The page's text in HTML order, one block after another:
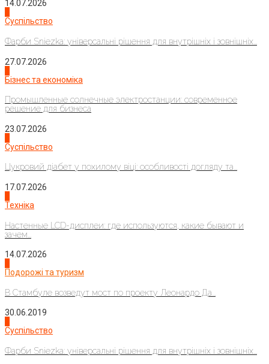
14.07.2026
Суспільство
Фарби Sniezka: універсальні рішення для внутрішніх і зовнішніх...
27.07.2026
Бізнес та економіка
Промышленные солнечные электростанции: современное
решение для бизнеса
23.07.2026
Суспільство
Цукровий діабет у похилому віці: особливості догляду та...
17.07.2026
Техніка
Настенные LCD-дисплеи: где используются, какие бывают и
зачем...
14.07.2026
Подорожі та туризм
В Стамбуле возведут мост по проекту Леонардо Да...
30.06.2019
Суспільство
Фарби Sniezka: універсальні рішення для внутрішніх і зовнішніх...